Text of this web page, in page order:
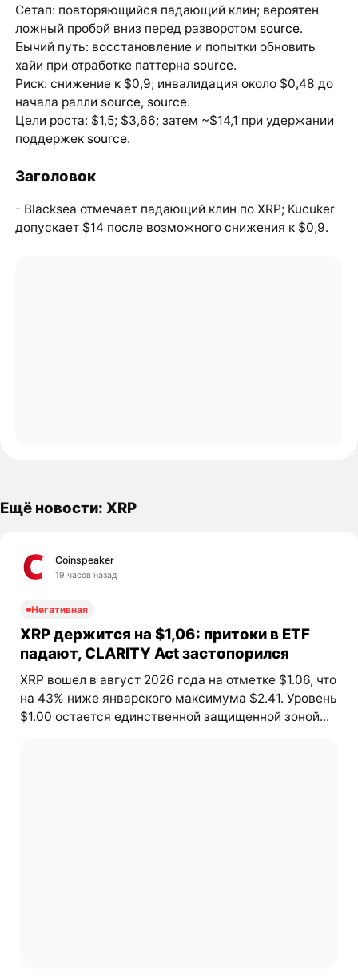
Сетап: повторяющийся падающий клин; вероятен
ложный пробой вниз перед разворотом source.
Бычий путь: восстановление и попытки обновить
хайи при отработке паттерна source.
Риск: снижение к $0,9; инвалидация около $0,48 до
начала ралли source, source.
Цели роста: $1,5; $3,66; затем ~$14,1 при удержании
поддержек source.
Заголовок
- Blacksea отмечает падающий клин по XRP; Kucuker
допускает $14 после возможного снижения к $0,9.
Ещё новости: XRP
Coinspeaker
19 часов назад
Негативная
XRP держится на $1,06: притоки в ETF
падают, CLARITY Act застопорился
XRP вошел в август 2026 года на отметке $1.06, что
на 43% ниже январского максимума $2.41. Уровень
$1.00 остается единственной защищенной зоной...